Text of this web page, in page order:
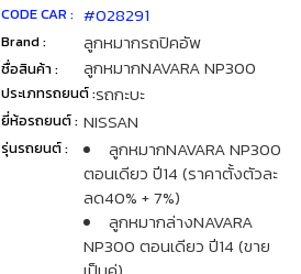
CODE CAR : #028291
Brand : ลูกหมากรถปิคอัพ
ชื่อสินค้า : ลูกหมากNAVARA NP300
ประเภทรถยนต์ :รถกะบะ
ยี่ห้อรถยนต์ : NISSAN
รุ่นรถยนต์ :
ลูกหมากNAVARA NP300
ตอนเดียว ปี14 (ราคาตั้งตัวละ
ลด40% + 7%)
ลูกหมากล่างNAVARA
NP300 ตอนเดียว ปี14 (ขาย